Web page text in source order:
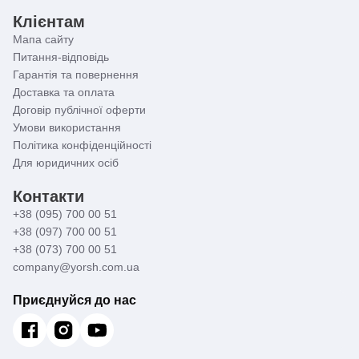
Клієнтам
Мапа сайту
Питання-відповідь
Гарантія та повернення
Доставка та оплата
Договір публічної оферти
Умови використання
Політика конфіденційності
Для юридичних осіб
Контакти
+38 (095) 700 00 51
+38 (097) 700 00 51
+38 (073) 700 00 51
company@yorsh.com.ua
Приєднуйся до нас